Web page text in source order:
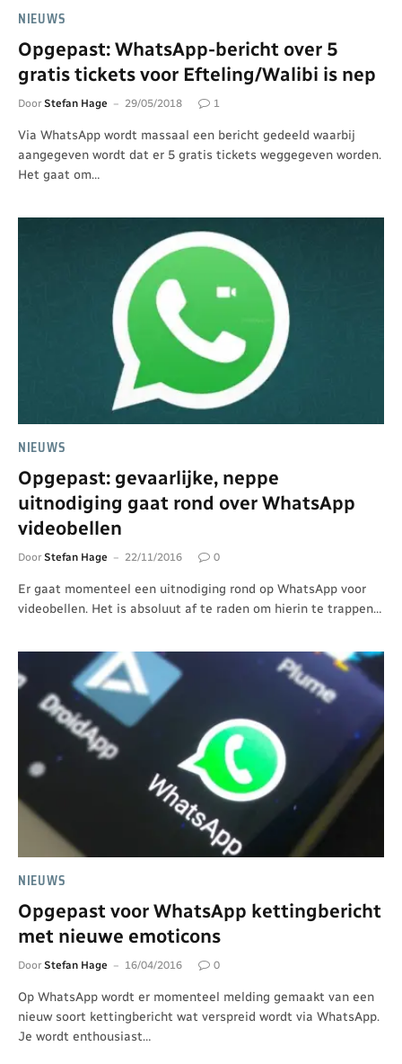
NIEUWS
Opgepast: WhatsApp-bericht over 5
gratis tickets voor Efteling/Walibi is nep
Door Stefan Hage 29/05/2018 1
Via WhatsApp wordt massaal een bericht gedeeld waarbij
aangegeven wordt dat er 5 gratis tickets weggegeven worden.
Het gaat om…
NIEUWS
Opgepast: gevaarlijke, neppe
uitnodiging gaat rond over WhatsApp
videobellen
Door Stefan Hage 22/11/2016 0
Er gaat momenteel een uitnodiging rond op WhatsApp voor
videobellen. Het is absoluut af te raden om hierin te trappen…
NIEUWS
Opgepast voor WhatsApp kettingbericht
met nieuwe emoticons
Door Stefan Hage 16/04/2016 0
Op WhatsApp wordt er momenteel melding gemaakt van een
nieuw soort kettingbericht wat verspreid wordt via WhatsApp.
Je wordt enthousiast…